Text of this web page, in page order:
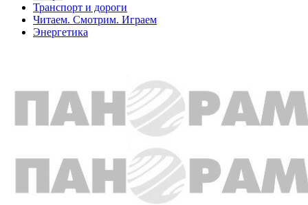
Транспорт и дороги
Читаем. Смотрим. Играем
Энергетика